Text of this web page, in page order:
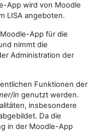
App wird von Moodle
LISA angeboten.
App für die
nimmt die
Administration der
Funktionen der
in genutzt werden.
insbesondere
Da die
in der Moodle-App